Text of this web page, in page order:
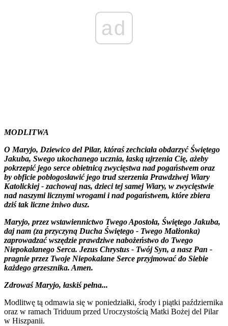
ad
MODLITWA
O Maryjo, Dziewico del Pilar, któraś zechciała obdarzyć Świętego
Jakuba, Swego ukochanego ucznia, łaską ujrzenia Cię, ażeby
pokrzepić jego serce obietnicą zwycięstwa nad pogaństwem oraz
by obficie pobłogosławić jego trud szerzenia Prawdziwej Wiary
Katolickiej - zachowaj nas, dzieci tej samej Wiary, w zwycięstwie
nad naszymi licznymi wrogami i nad pogaństwem, które zbiera
dziś tak liczne żniwo dusz.
Maryjo, przez wstawiennictwo Twego Apostoła, Świętego Jakuba,
daj nam (za przyczyną Ducha Świętego - Twego Małżonka)
zaprowadzać wszędzie prawdziwe nabożeństwo do Twego
Niepokalanego Serca. Jezus Chrystus - Twój Syn, a nasz Pan -
pragnie przez Twoje Niepokalane Serce przyjmować do Siebie
każdego grzesznika. Amen.
Zdrowaś Maryjo, łaskiś pełna...
Modlitwę tą odmawia się w poniedziałki, środy i piątki października
oraz w ramach Triduum przed Uroczystością Matki Bożej del Pilar
w Hiszpanii.